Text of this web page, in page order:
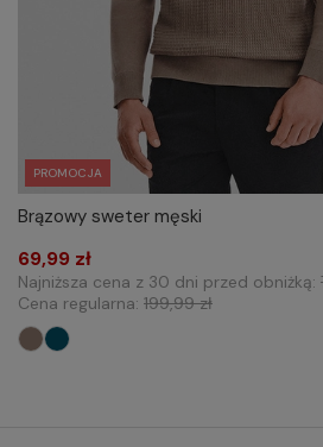
PROMOCJA
Brązowy sweter męski
69,99 zł
Najniższa cena z 30 dni przed obniżką:
Cena regularna: 199,99 zł